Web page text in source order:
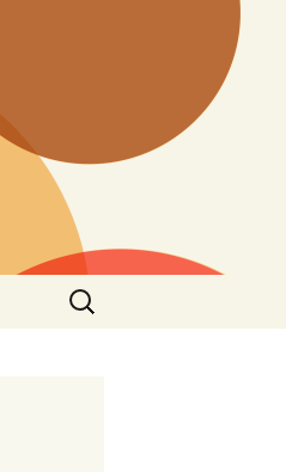
Søg
efter: